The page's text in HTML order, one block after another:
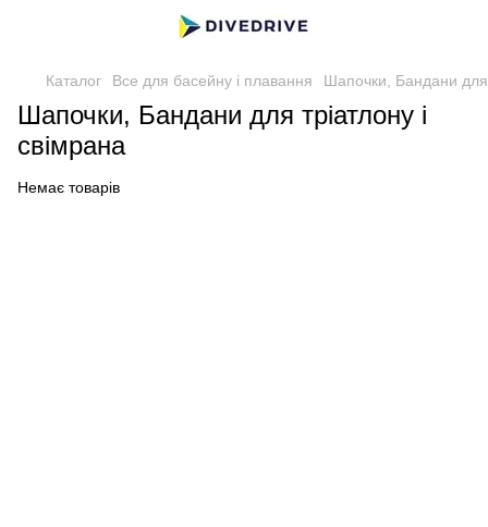
Каталог Все для басейну і плавання Шапочки, Бандани для
Шапочки, Бандани для тріатлону і
свімрана
Немає товарів